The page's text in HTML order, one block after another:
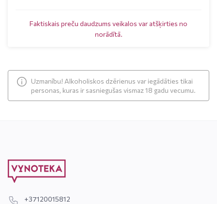
Faktiskais preču daudzums veikalos var atšķirties no
norādītā.
Uzmanību! Alkoholiskos dzērienus var iegādāties tikai
personas, kuras ir sasniegušas vismaz 18 gadu vecumu.
+37120015812